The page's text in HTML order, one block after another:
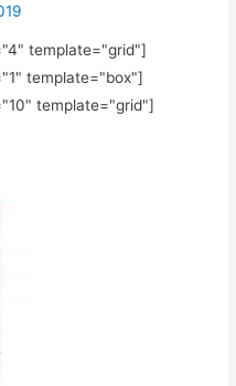
template="grid"]
template="box"]
template="grid"]